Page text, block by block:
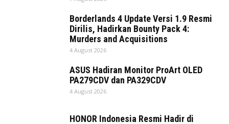
Borderlands 4 Update Versi 1.9 Resmi
Dirilis, Hadirkan Bounty Pack 4:
Murders and Acquisitions
4 August 2026
ASUS Hadiran Monitor ProArt OLED
PA279CDV dan PA329CDV
4 August 2026
HONOR Indonesia Resmi Hadir di